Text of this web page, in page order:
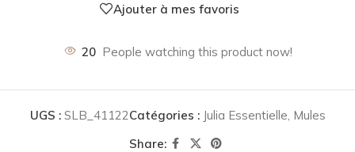
Ajouter à mes favoris
20 People watching this product now!
UGS : SLB_41122Catégories : Julia Essentielle, Mules
Share: